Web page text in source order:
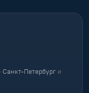
Санкт-Петербург и